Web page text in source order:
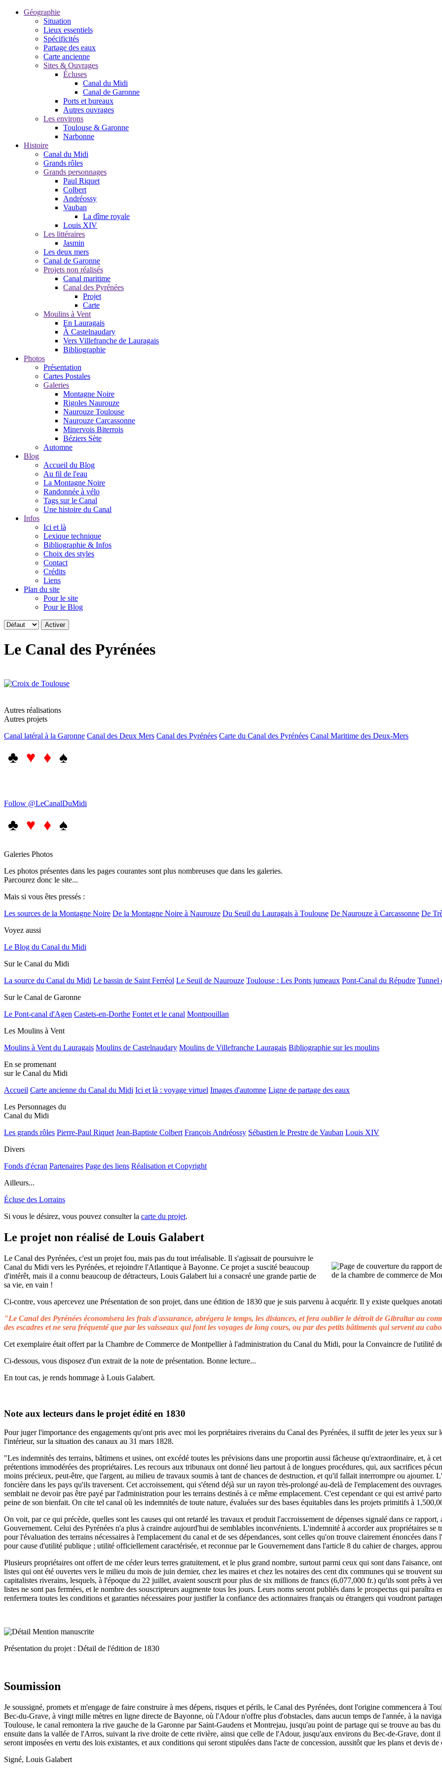
Géographie
Situation
Lieux essentiels
Spécificités
Partage des eaux
Carte ancienne
Sites & Ouvrages
Écluses
Canal du Midi
Canal de Garonne
Ports et bureaux
Autres ouvrages
Les environs
Toulouse & Garonne
Narbonne
Histoire
Canal du Midi
Grands rôles
Grands personnages
Paul Riquet
Colbert
Andréossy
Vauban
La dîme royale
Louis XIV
Les littéraires
Jasmin
Les deux mers
Canal de Garonne
Projets non réalisés
Canal maritime
Canal des Pyrénées
Projet
Carte
Moulins à Vent
En Lauragais
À Castelnaudary
Vers Villefranche de Lauragais
Bibliographie
Photos
Présentation
Cartes Postales
Galeries
Montagne Noire
Rigoles Naurouze
Naurouze Toulouse
Naurouze Carcassonne
Minervois Biterrois
Béziers Sète
Automne
Blog
Accueil du Blog
Au fil de l'eau
La Montagne Noire
Randonnée à vélo
Tags sur le Canal
Une histoire du Canal
Infos
Ici et là
Lexique technique
Bibliographie & Infos
Choix des styles
Contact
Crédits
Liens
Plan du site
Pour le site
Pour le Blog
Le Canal des Pyrénées
Autres réalisations
Autres projets
Canal latéral à la Garonne Canal des Deux Mers Canal des Pyrénées Carte du Canal des Pyrénées Canal Maritime des Deux-Mers
♣ ♥ ♦ ♠
Follow @LeCanalDuMidi
♣ ♥ ♦ ♠
Galeries Photos
Les photos présentes dans les pages courantes sont plus nombreuses que dans les galeries.
Parcourez donc le site...
Mais si vous êtes pressés :
Les sources de la Montagne Noire De la Montagne Noire à Naurouze Du Seuil du Lauragais à Toulouse De Naurouze à Carcassonne De
Voyez aussi
Le Blog du Canal du Midi
Sur le Canal du Midi
La source du Canal du Midi Le bassin de Saint Ferréol Le Seuil de Naurouze Toulouse : Les Ponts jumeaux Pont-Canal du Répudre Tunnel
Sur le Canal de Garonne
Le Pont-canal d'Agen Castets-en-Dorthe Fontet et le canal Montpouillan
Les Moulins à Vent
Moulins à Vent du Lauragais Moulins de Castelnaudary Moulins de Villefranche Lauragais Bibliographie sur les moulins
En se promenant
sur le Canal du Midi
Accueil Carte ancienne du Canal du Midi Ici et là : voyage virtuel Images d'automne Ligne de partage des eaux
Les Personnages du
Canal du Midi
Les grands rôles Pierre-Paul Riquet Jean-Baptiste Colbert François Andréossy Sébastien le Prestre de Vauban Louis XIV
Divers
Fonds d'écran Partenaires Page des liens Réalisation et Copyright
Ailleurs...
Écluse des Lorrains
Si vous le désirez, vous pouvez consulter la carte du projet.
Le projet non réalisé de Louis Galabert
Le Canal des Pyrénées, c'est un projet fou, mais pas du tout irréalisable. Il s'agissait de poursuivre le
Canal du Midi vers les Pyrénées, et rejoindre l'Atlantique à Bayonne. Ce projet a suscité beaucoup
d'intérêt, mais il a connu beaucoup de détracteurs, Louis Galabert lui a consacré une grande partie de
sa vie, en vain !
Ci-contre, vous apercevez une Présentation de son projet, dans une édition de 1830 que je suis parvenu à acquérir. Il y existe quelques
"Le Canal des Pyrénées économisera les frais d'assurance, abrégera le temps, les distances, et fera oublier le détroit de Gibraltar au
des escadres et ne sera fréquenté que par les vaisseaux qui font les voyages de long cours, ou par des petits bâtiments qui servent au
Cet exemplaire était offert par la Chambre de Commerce de Montpellier à l'administration du Canal du Midi, pour la Convaincre de l'utilité
Ci-dessous, vous disposez d'un extrait de la note de présentation. Bonne lecture...
En tout cas, je rends hommage à Louis Galabert.
Note aux lecteurs dans le projet édité en 1830
Pour juger l'importance des engagements qu'ont pris avec moi les porpriétaires riverains du Canal des Pyrénées, il suffit de jeter les yeux
l'intérieur, sur la situation des canaux au 31 mars 1828.
"Les indemnités des terrains, bâtimens et usines, ont excédé toutes les prévisions dans une proportin aussi fâcheuse qu'extraordinaire, et, à
prétentions immodérées des propriétaires. Les recours aux tribunaux ont donné lieu partout à de longues procédures, qui, aux sacrifices
moins précieux, peut-être, que l'argent, au milieu de travaux soumis à tant de chances de destruction, et qu'il fallait interrompre ou ajourner.
foncière dans les pays qu'ils traversent. Cet accroissement, qui s'étend déjà sur un rayon très-prolongé au-delà de l'emplacement des
semblait ne devoir pas être payé par l'administration pour les terrains destinés à ce même emplacement. C'est cependant ce qui est arrivé
peine de son bienfait. On cite tel canal où les indemnités de toute nature, évaluées sur des bases équitables dans les projets primitifs à
On voit, par ce qui précède, quelles sont les causes qui ont retardé les travaux et produit l'accroissement de dépenses signalé dans ce
Gouvernement. Celui des Pyrénées n'a plus à craindre aujourd'hui de semblables inconvénients. L'indemnité à accorder aux propriétaires se
pour l'évaluation des terrains nécessaires à l'emplacement du canal et de ses dépendances, sont celles qu'on trouve clairement énoncées
pour cause d'utilité publique ; utilité officiellement caractérisée, et reconnue par le Gouvernement dans l'article 8 du cahier de charges,
Plusieurs propriétaires ont offert de me céder leurs terres gratuitement, et le plus grand nombre, surtout parmi ceux qui sont dans l'aisance,
listes qui ont été ouvertes vers le milieu du mois de juin dernier, chez les maires et chez les notaires des cent dix communes qui se trouvent
capitalistes riverains, lesquels, à l'époque du 22 juillet, avaient souscrit pour plus de six millions de francs (6,077,000 fr.) qu'ils sont prêts à
listes ne sont pas fermées, et le nombre des souscripteurs augmente tous les jours. Leurs noms seront publiés dans le prospectus qui
renfermera toutes les conditions et garanties nécessaires pour justifier la confiance des actionnaires français ou étrangers qui voudront
Présentation du projet : Détail de l'édition de 1830
Soumission
Je soussigné, promets et m'engage de faire construire à mes dépens, risques et périls, le Canal des Pyrénées, dont l'origine commencera à
Bec-du-Grave, à vingt mille mètres en ligne directe de Bayonne, où l'Adour n'offre plus d'obstacles, dans aucun temps de l'année, à la
Toulouse, le canal remontera la rive gauche de la Garonne par Saint-Gaudens et Montrejau, jusqu'au point de partage qui se trouve au bas
ensuite dans la vallée de l'Arros, suivant la rive droite de cette rivière, ainsi que celle de l'Adour, jusqu'aux environs du Bec-de-Grave, dont
seront imposées en vertu des lois existantes, et aux conditions qui seront stipulées dans l'acte de concession, aussitôt que les plans et devis
Signé, Louis Galabert